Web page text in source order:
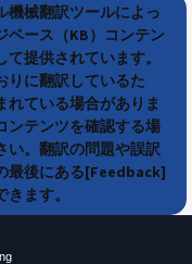
機械翻訳ツールによっ
ベース（KB）コンテン
提供されています。
りに翻訳しているた
れている場合がありま
ンテンツを確認する場
い。翻訳の問題や誤訳
最後にある[Feedback]
ます。